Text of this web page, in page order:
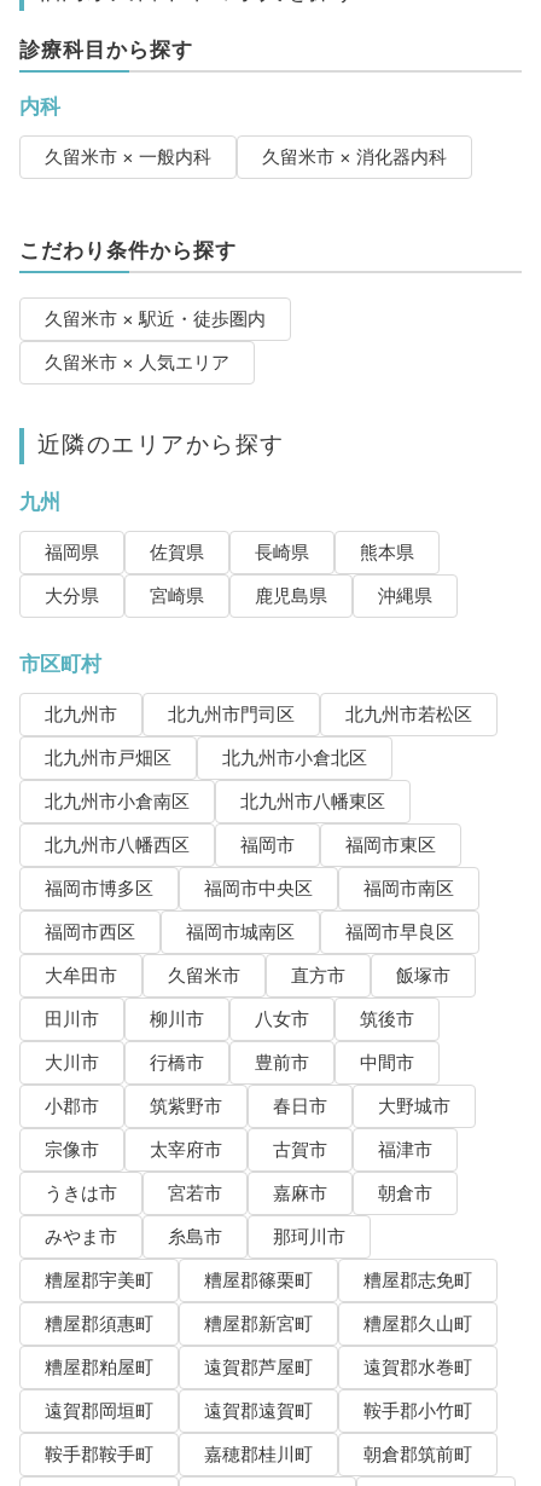
診療科目から探す
内科
久留米市 × 一般内科 久留米市 × 消化器内科
こだわり条件から探す
久留米市 × 駅近・徒歩圏内
久留米市 × 人気エリア
近隣のエリアから探す
九州
福岡県 佐賀県 長崎県
熊本県
大分県
宮崎県 鹿児島県 沖縄県
市区町村
北九州市 北九州市門司区
北九州市若松区
北九州市戸畑区
北九州市小倉北区
北九州市小倉南区
北九州市八幡東区
北九州市八幡西区
福岡市
福岡市東区
福岡市博多区
福岡市中央区
福岡市南区
福岡市西区
福岡市城南区
福岡市早良区
大牟田市
久留米市 直方市
飯塚市
田川市
柳川市 八女市
筑後市
大川市
行橋市 豊前市
中間市
小郡市
筑紫野市 春日市
大野城市
宗像市
太宰府市 古賀市
福津市
うきは市
宮若市 嘉麻市
朝倉市
みやま市
糸島市
那珂川市
糟屋郡宇美町
糟屋郡篠栗町
糟屋郡志免町
糟屋郡須惠町
糟屋郡新宮町
糟屋郡久山町
糟屋郡粕屋町
遠賀郡芦屋町
遠賀郡水巻町
遠賀郡岡垣町
遠賀郡遠賀町
鞍手郡小竹町
鞍手郡鞍手町
嘉穂郡桂川町
朝倉郡筑前町